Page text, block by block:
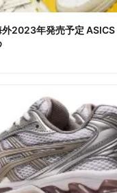
外2023年発売予定